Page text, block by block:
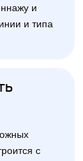
и
и типа
с